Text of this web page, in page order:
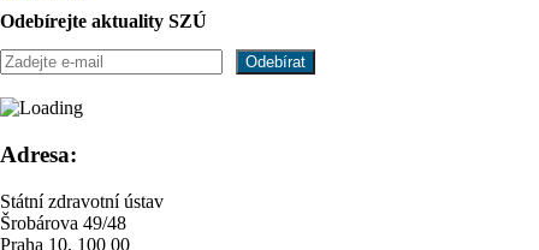
Odebírejte aktuality SZÚ
Adresa:
Státní zdravotní ústav
Šrobárova 49/48
Praha 10, 100 00